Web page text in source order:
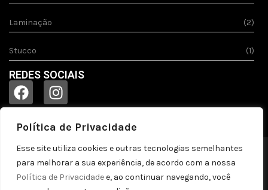
Política de Privacidade
Esse site utiliza cookies e outras tecnologias semelhantes
para melhorar a sua experiência, de acordo com a nossa
Política de Privacidadee, ao continuar navegando, você
Laminação (2)
Stucco (1)
REDES SOCIAIS
© 2023
Todos os direitos reservados!
Política de privacidade